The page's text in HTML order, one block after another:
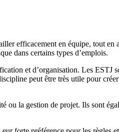
efficacement en équipe, tout
dans certains types d’emplois.
et d’organisation. Les ESTJ
peut être très utile pour
la gestion de projet. Ils sont